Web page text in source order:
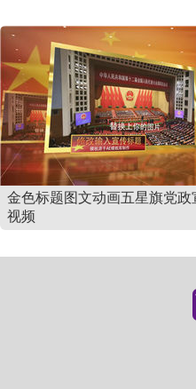
金色标题图文动画五星旗党政
视频